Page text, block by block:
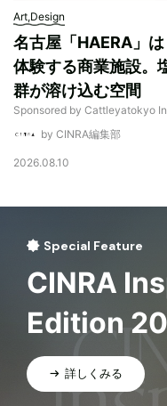
Art,Design
名古屋「HAERA」
体験する商業施設。
群が溶け込む空間
Sponsored by Cattleyatokyo
by CINRA編集部
2026.08.10
Special Feature
CINRA
Edition
詳しくみる